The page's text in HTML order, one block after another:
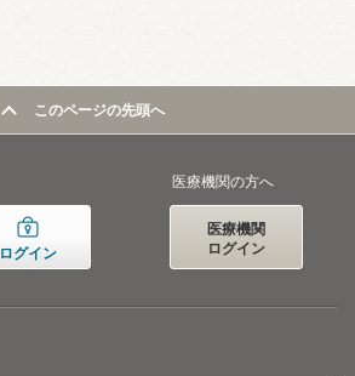
このページの先頭へ
ログイン
医療機関の方へ
医療機関
ログイン